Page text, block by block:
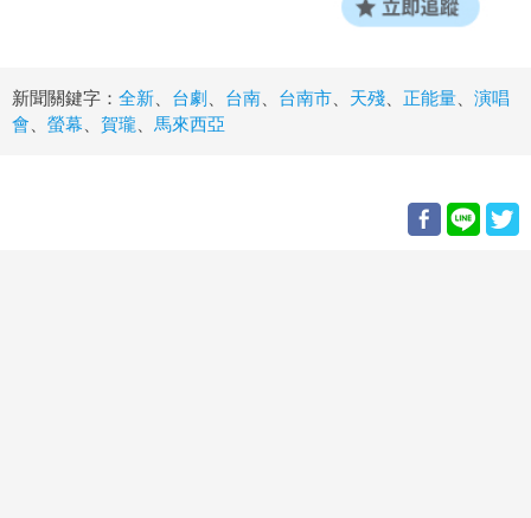
新聞關鍵字： 全新、 台劇 、 台南、 台南市、 天殘、 正能量、 演唱
會、 螢幕、 賀瓏、 馬來西亞